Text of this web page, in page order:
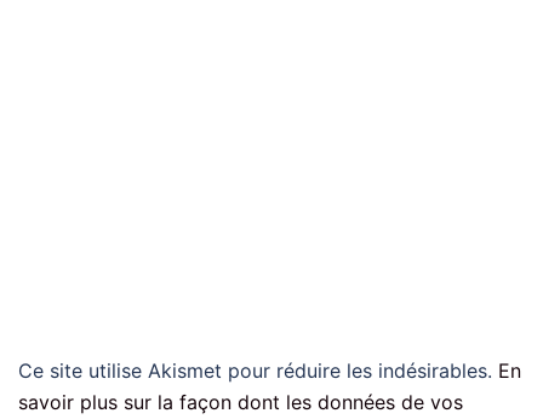
Ce site utilise Akismet pour réduire les indésirables. En
savoir plus sur la façon dont les données de vos